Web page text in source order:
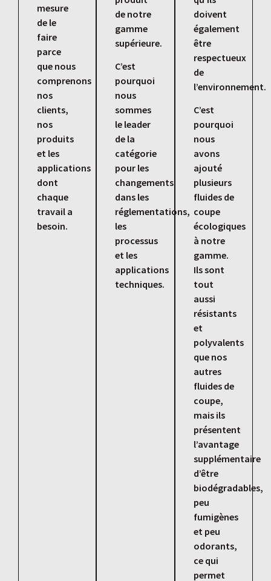
mesure
de le
faire
parce
que nous
comprenons
nos
clients,
nos
produits
et les
applications
dont
chaque
travail a
besoin.
de notre
gamme
supérieure.
C’est
pourquoi
nous
sommes
le leader
de la
catégorie
pour les
changements
dans les
réglementations,
les
processus
et les
applications
techniques.
doivent
également
être
respectueux
de
l’environnement.
C’est
pourquoi
nous
avons
ajouté
plusieurs
fluides de
coupe
écologiques
à notre
gamme.
Ils sont
tout
aussi
résistants
et
polyvalents
que nos
autres
fluides de
coupe,
mais ils
présentent
l’avantage
supplémentaire
d’être
biodégradables,
peu
fumigènes
et peu
odorants,
ce qui
permet